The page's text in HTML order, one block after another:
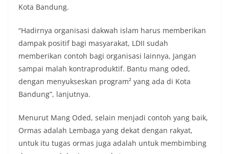
Kota Bandung.
“Hadirnya organisasi dakwah islam harus memberikan
dampak positif bagi masyarakat, LDII sudah
memberikan contoh bagi organisasi lainnya, Jangan
sampai malah kontraproduktif. Bantu mang oded,
dengan menyukseskan program² yang ada di Kota
Bandung”, lanjutnya.
Menurut Mang Oded, selain menjadi contoh yang baik,
Ormas adalah Lembaga yang dekat dengan rakyat,
untuk itu tugas ormas juga adalah untuk membimbing